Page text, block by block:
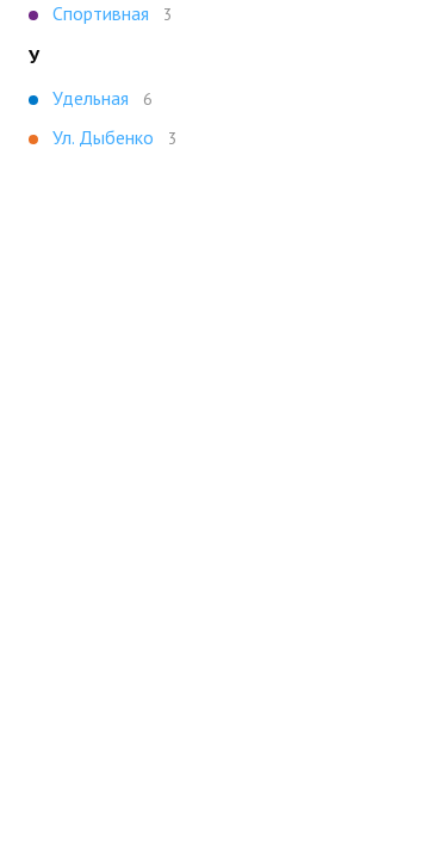
Спортивная
3
У
Удельная
6
Ул. Дыбенко 3